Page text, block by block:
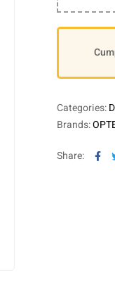
Categories:
Brands:
Share: